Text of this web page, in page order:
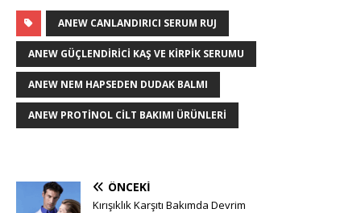
ANEW CANLANDIRICI SERUM RUJ
ANEW GÜÇLENDIRICI KAŞ VE KIRPIK SERUMU
ANEW NEM HAPSEDEN DUDAK BALMI
ANEW PROTINOL CILT BAKIMI ÜRÜNLERI
ÖNCEKI
Kırışıklık Karşıtı Bakımda Devrim